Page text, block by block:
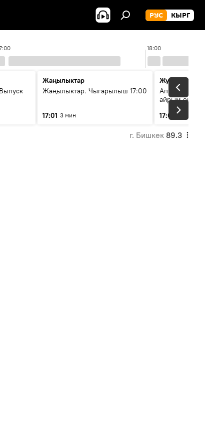
РУС КЫРГ
18:00
Жаңылыктар
Жаңылыктар. Чыгарылыш 17:00
17:01 3 мин
Жума
Апта ичинде
айрым
17:05
г. Бишкек 89.3